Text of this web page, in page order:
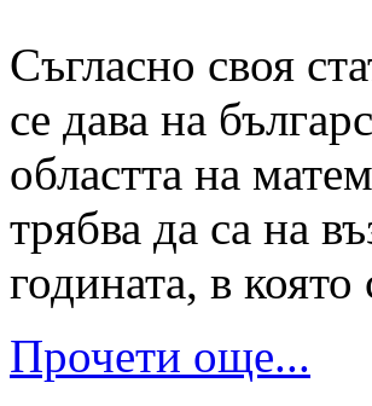
Съгласно своя
се дава на
областта на
трябва да са на
годината, в
Прочети още...